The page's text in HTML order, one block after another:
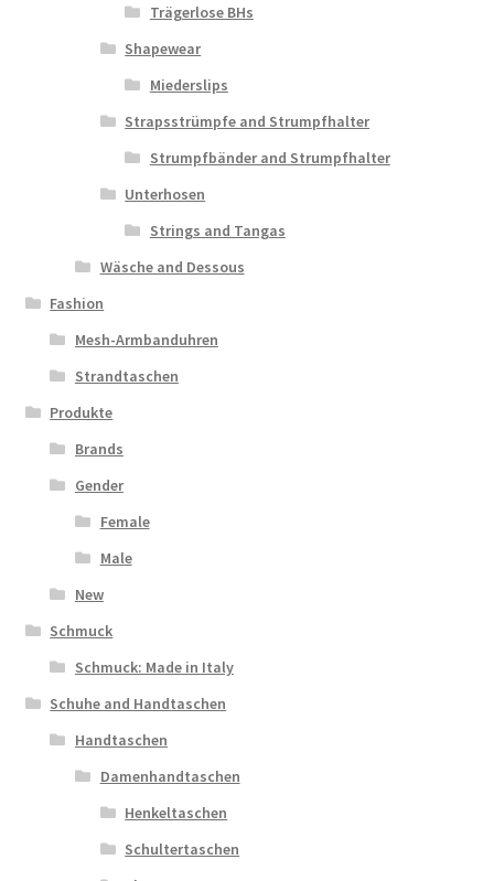
Trägerlose BHs
Shapewear
Miederslips
Strapsstrümpfe and Strumpfhalter
Strumpfbänder and Strumpfhalter
Unterhosen
Strings and Tangas
Wäsche and Dessous
Fashion
Mesh-Armbanduhren
Strandtaschen
Produkte
Brands
Gender
Female
Male
New
Schmuck
Schmuck: Made in Italy
Schuhe and Handtaschen
Handtaschen
Damenhandtaschen
Henkeltaschen
Schultertaschen